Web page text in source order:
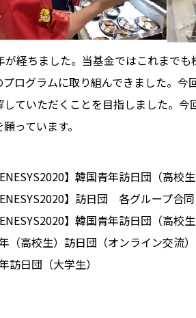
経ちました。当基金ではこれまで
ログラムに取り組んできました。
ていただくことを目指しました。
っています。
】韓国青年訪日団（高
】訪日団 各グループ合
】韓国青年訪日団（高校
（高校生）訪日団（オンライン交流）
訪日団（大学生）